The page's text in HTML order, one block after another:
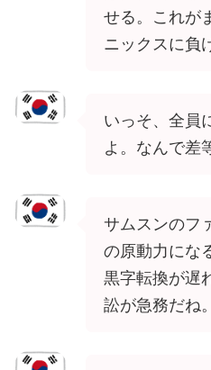
せる。これが
ニックスに負
いっそ、全員
よ。なんで差
サムスンのフ
の原動力にな
黒字転換が遅
訟が急務だね。